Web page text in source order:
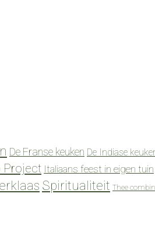
De Franse keuken De Indiase
Project Italiaans feest in eigen tuin
Spiritualiteit Thee